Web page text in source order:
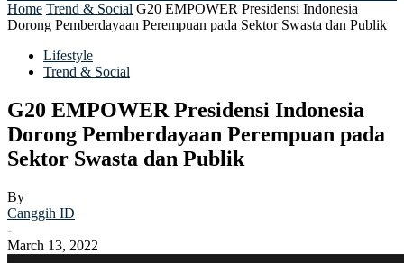
Home Trend & Social G20 EMPOWER Presidensi Indonesia
Dorong Pemberdayaan Perempuan pada Sektor Swasta dan Publik
Lifestyle
Trend & Social
G20 EMPOWER Presidensi Indonesia
Dorong Pemberdayaan Perempuan pada
Sektor Swasta dan Publik
By
Canggih ID
-
March 13, 2022